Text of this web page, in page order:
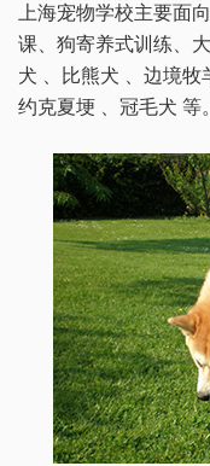
上海宠物学校主要面
课、狗寄养式训练、
犬 、比熊犬 、边境牧
约克夏埂 、冠毛犬 等。